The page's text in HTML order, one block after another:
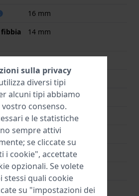
16 mm
14 mm
Grigio
Fibbia
Grigio
75 mm
115 mm
Perni a molla
Si
sulla privacy
diversi tipi
alcuni tipi abbiamo
consenso.
e le statistiche
sempre attivi
se cliccate su
i cookie", accettate
opzionali. Se volete
stessi quali cookie
su "impostazioni dei